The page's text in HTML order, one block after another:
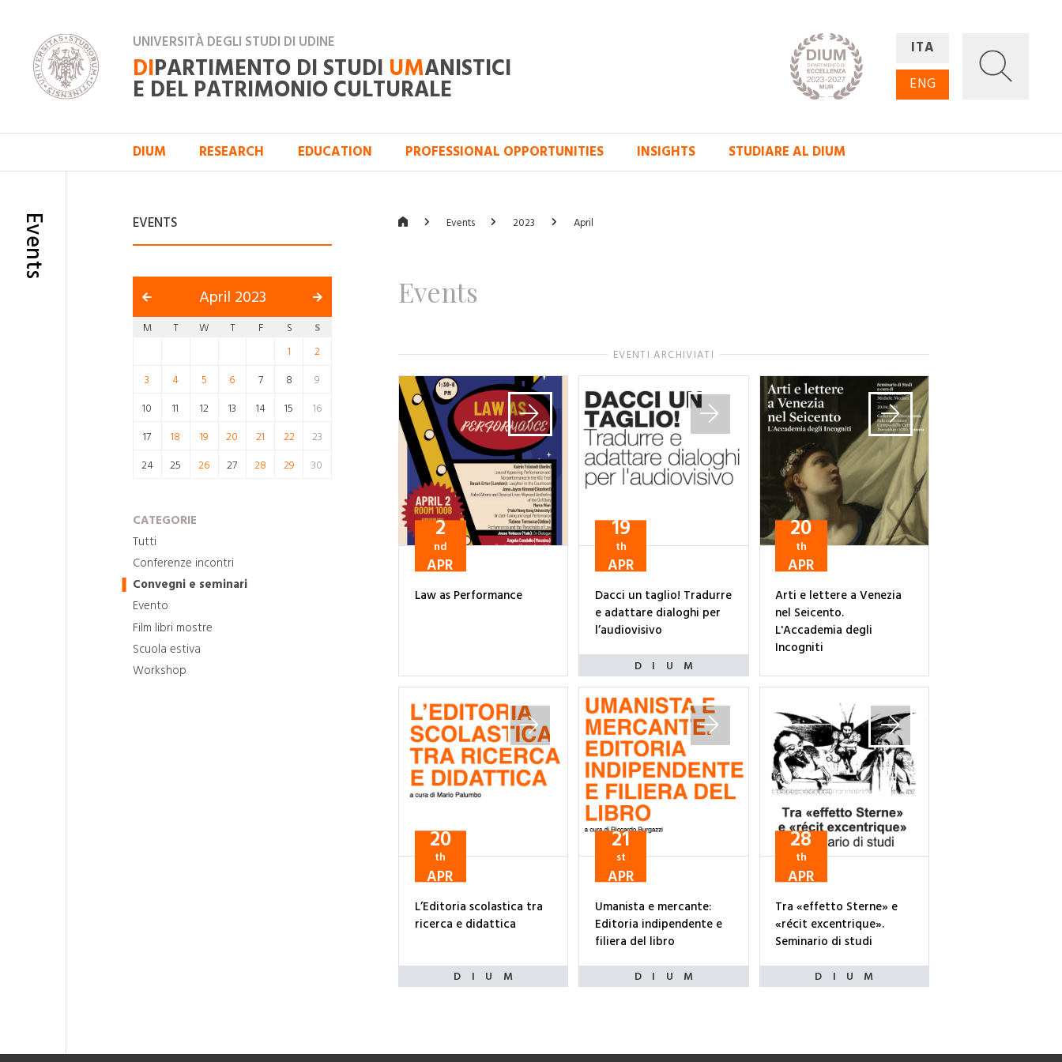
UNIVERSITÀ DEGLI STUDI DI UDINE
DIPARTIMENTO DI STUDI UMANISTICI
E DEL PATRIMONIO CULTURALE
ITA
ENG
DIUM RESEARCH EDUCATION PROFESSIONAL OPPORTUNITIES INSIGHTS STUDIARE AL DIUM
Events EVENTS
April 2023
M T W T F S
S
1
2
3
4 5 6 7 8
9
10
11 12 13 14 15
16
17
18 19 20 21 22
23
24
25 26 27 28 29 30
CATEGORIE
Tutti
Conferenze incontri
Convegni e seminari
Evento
Film libri mostre
Scuola estiva
Workshop
Events 2023 April
Events
EVENTI ARCHIVIATI
2
nd
APR
Law as Performance
19
th
APR
Dacci un taglio! Tradurre
e adattare dialoghi per
l’audiovisivo
20
th
APR
Arti e lettere a Venezia
nel Seicento.
L'Accademia degli
Incogniti
20
th
APR
L’Editoria scolastica tra
ricerca e didattica
21
st
APR
Umanista e mercante:
Editoria indipendente e
filiera del libro
28
th
APR
Tra «effetto Sterne» e
«récit excentrique».
Seminario di studi